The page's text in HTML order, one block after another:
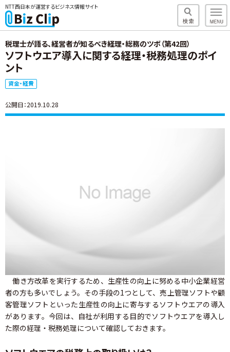
NTT西日本が運営するビジネス情報サイト
税理士が語る、経営者が知るべき経理・総務のツボ（第42回）
ソフトウエア導入に関する経理・税務処理のポイ
ント
資金・経費
公開日：2019.10.28
働き方改革を実行するため、生産性の向上に努める中小企業経営
者の方も多いでしょう。その手段の1つとして、売上管理ソフトや顧
客管理ソフトといった生産性の向上に寄与するソフトウエアの導入
があります。今回は、自社が利用する目的でソフトウエアを導入し
た際の経理・税務処理について確認しておきます。